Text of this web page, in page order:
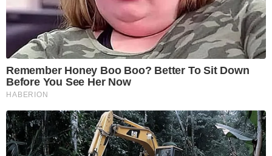
Remember Honey Boo Boo? Better To Sit Down
Before You See Her Now
HABERION